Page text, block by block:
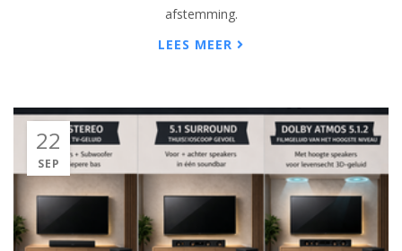
afstemming.
LEES MEER
22
SEP